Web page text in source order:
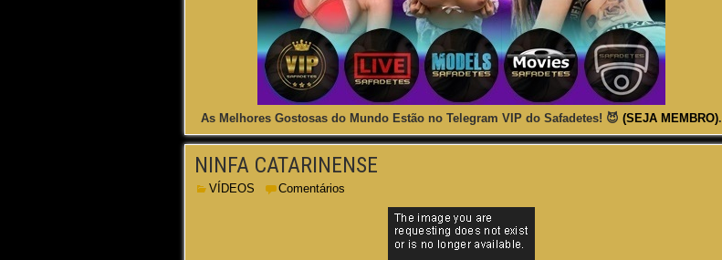
As Melhores Gostosas do Mundo Estão no Telegram VIP do Safadetes! 😈(SEJA MEMBRO).
NINFA CATARINENSE
VÍDEOS Comentários